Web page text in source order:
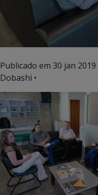
Publicado em 30 jan 2019
Dobashi •